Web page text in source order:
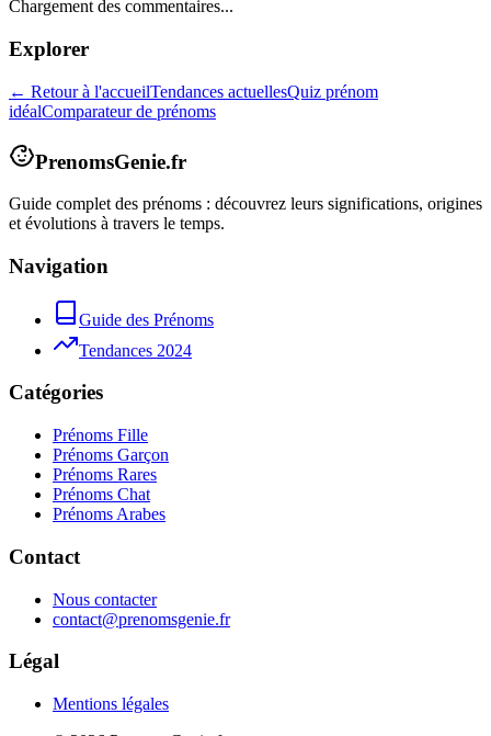
Chargement des commentaires...
Explorer
← Retour à l'accueilTendances actuellesQuiz prénom
idéalComparateur de prénoms
PrenomsGenie.fr
Guide complet des prénoms : découvrez leurs significations, origines
et évolutions à travers le temps.
Navigation
Guide des Prénoms
Tendances 2024
Catégories
Prénoms Fille
Prénoms Garçon
Prénoms Rares
Prénoms Chat
Prénoms Arabes
Contact
Nous contacter
contact@prenomsgenie.fr
Légal
Mentions légales